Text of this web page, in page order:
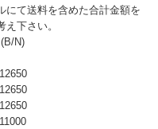
にて送料を含めた合計金額を
下さい。
(B/N)
12650
12650
12650
11000